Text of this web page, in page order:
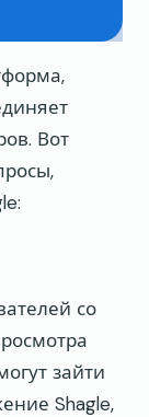
Вот
со
зайти
Shagle,